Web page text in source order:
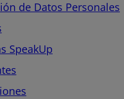
de Datos Personales
SpeakUp